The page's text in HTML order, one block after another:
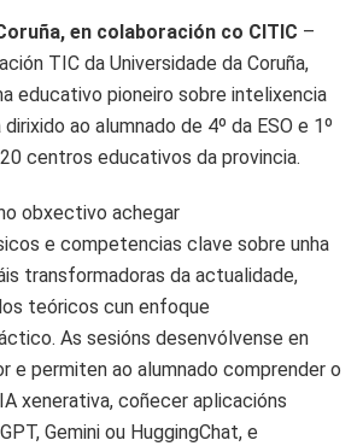
en colaboración co CITIC –
TIC da Universidade da Coruña,
educativo pioneiro sobre intelixencia
ao alumnado de 4º da ESO e 1º
centros educativos da provincia.
obxectivo achegar
e competencias clave sobre unha
transformadoras da actualidade,
teóricos cun enfoque
As sesións desenvólvense en
e permiten ao alumnado comprender o
xenerativa, coñecer aplicacións
Gemini ou HuggingChat, e